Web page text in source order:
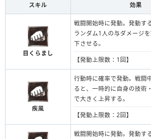
スキル 効果
目くらまし
戦闘開始時に発動。発動す
ランダム1人の与ダメージ
下させる。
【発動上限数：1回】
疾風
行動時に確率で発動。戦闘
ると、一時的に自身の技術
で大きく上昇する。
【発動上限数：2回】
戦闘開始時に発動。発動す